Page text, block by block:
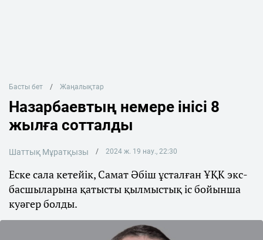
Басты бет Жаңалықтар
Назарбаевтың немере інісі 8
жылға сотталды
Шаттық Мұратқызы 2024 ж. 19 нау., 22:30
Еске сала кетейік, Самат Әбіш ұсталған ҰҚК экс-
басшыларына қатысты қылмыстық іс бойынша
куәгер болды.